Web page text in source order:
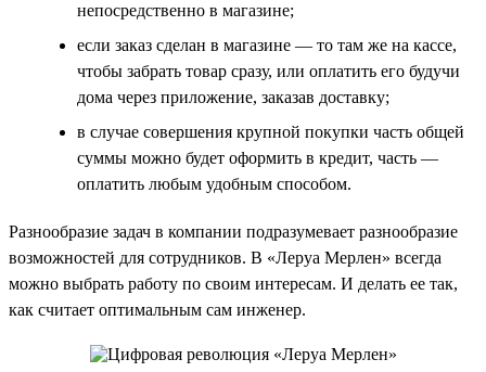
непосредственно в магазине;
если заказ сделан в магазине — то там же на кассе,
чтобы забрать товар сразу, или оплатить его будучи
дома через приложение, заказав доставку;
в случае совершения крупной покупки часть общей
суммы можно будет оформить в кредит, часть —
оплатить любым удобным способом.
Разнообразие задач в компании подразумевает разнообразие
возможностей для сотрудников. В «Леруа Мерлен» всегда
можно выбрать работу по своим интересам. И делать ее так,
как считает оптимальным сам инженер.